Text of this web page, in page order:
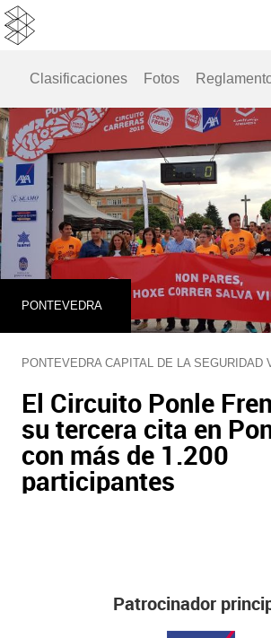
Clasificaciones Fotos
PONTEVEDRA
PONTEVEDRA CAPITAL DE LA SEGURIDAD
El Circuito Ponle
su tercera cita en
con más de 1.200
participantes
Patrocinador